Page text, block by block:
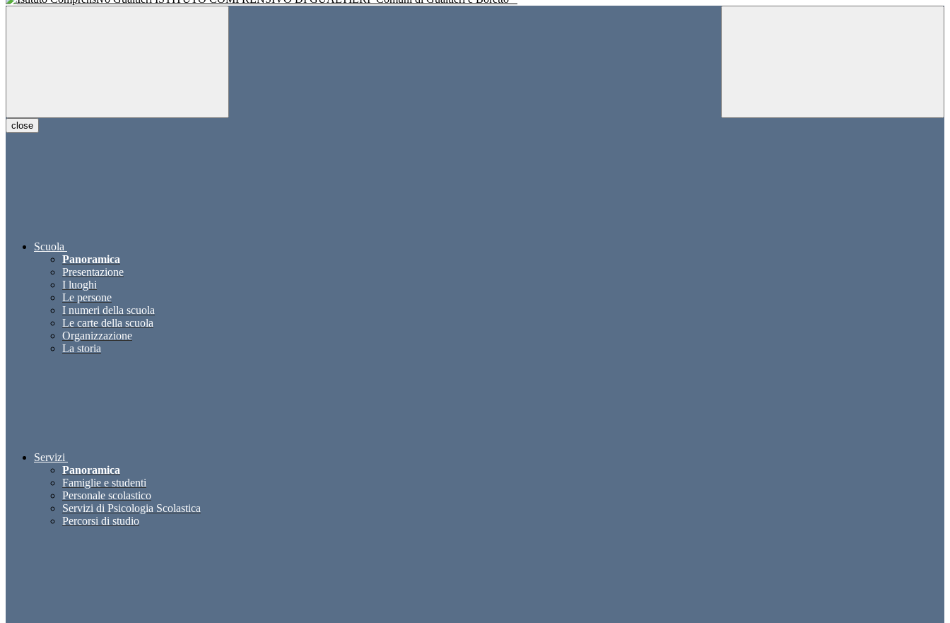
close
Scuola
Panoramica
Presentazione
I luoghi
Le persone
I numeri della scuola
Le carte della scuola
Organizzazione
La storia
Servizi
Panoramica
Famiglie e studenti
Personale scolastico
Servizi di Psicologia Scolastica
Percorsi di studio